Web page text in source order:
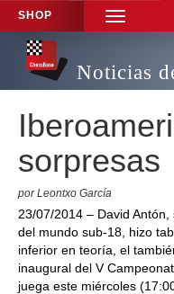
SHOP
TOGGLE
Noticias
sorpresas
por Leontxo García
23/07/2014 – David
del mundo sub-18, hizo
inferior en teoría, el
inaugural del V
juega este miércoles